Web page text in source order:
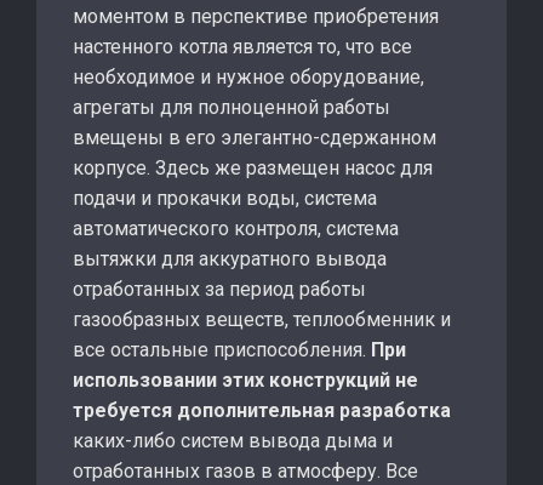
моментом в перспективе приобретения
настенного котла является то, что все
необходимое и нужное оборудование,
агрегаты для полноценной работы
вмещены в его элегантно-сдержанном
корпусе. Здесь же размещен насос для
подачи и прокачки воды, система
автоматического контроля, система
вытяжки для аккуратного вывода
отработанных за период работы
газообразных веществ, теплообменник и
все остальные приспособления. При
использовании этих конструкций не
требуется дополнительная разработка
каких-либо систем вывода дыма и
отработанных газов в атмосферу. Все